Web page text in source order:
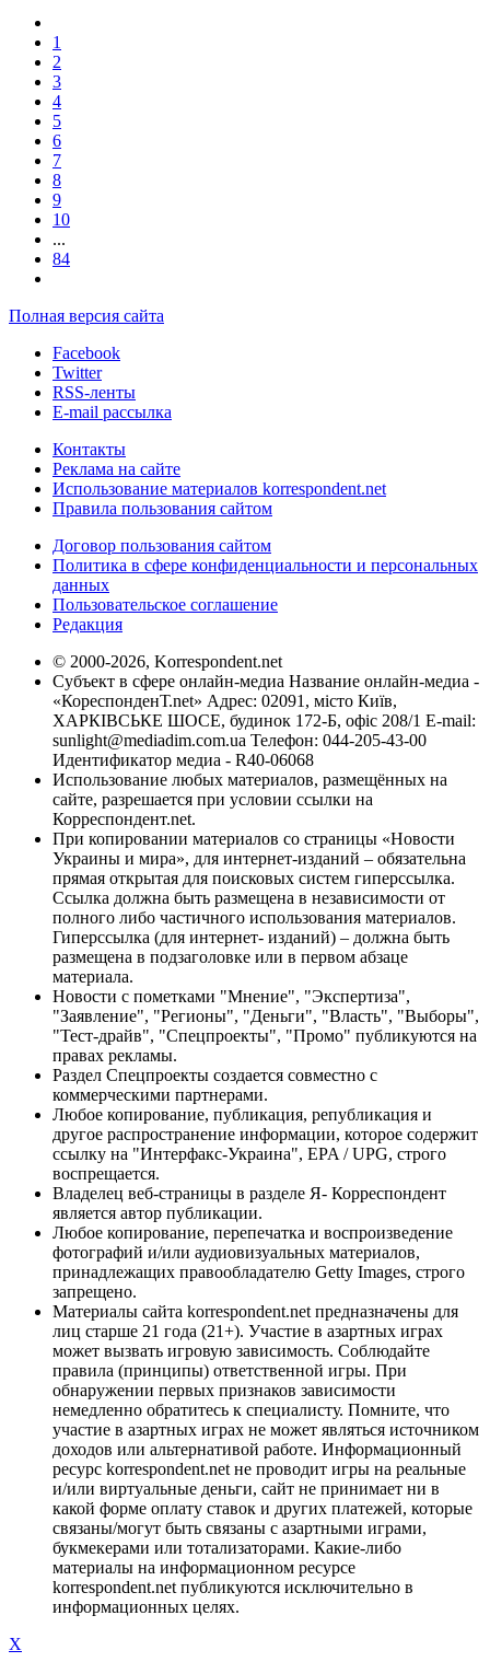
1
2
3
4
5
6
7
8
9
10
...
84
Полная версия сайта
Facebook
Twitter
RSS-ленты
E-mail рассылка
Контакты
Реклама на сайте
Использование материалов korrespondent.net
Правила пользования сайтом
Договор пользования сайтом
Политика в сфере конфиденциальности и персональных
данных
Пользовательское соглашение
Редакция
© 2000-2026, Korrespondent.net
Субъект в сфере онлайн-медиа Название онлайн-медиа -
«КореспонденТ.net» Адрес: 02091, місто Київ,
ХАРКІВСЬКЕ ШОСЕ, будинок 172-Б, офіс 208/1 E-mail:
sunlight@mediadim.com.ua Телефон: 044-205-43-00
Идентификатор медиа - R40-06068
Использование любых материалов, размещённых на
сайте, разрешается при условии ссылки на
Корреспондент.net.
При копировании материалов со страницы «Новости
Украины и мира», для интернет-изданий – обязательна
прямая открытая для поисковых систем гиперссылка.
Ссылка должна быть размещена в независимости от
полного либо частичного использования материалов.
Гиперссылка (для интернет- изданий) – должна быть
размещена в подзаголовке или в первом абзаце
материала.
Новости с пометками "Мнение", "Экспертиза",
"Заявление", "Регионы", "Деньги", "Власть", "Выборы",
"Тест-драйв", "Спецпроекты", "Промо" публикуются на
правах рекламы.
Раздел Спецпроекты создается совместно с
коммерческими партнерами.
Любое копирование, публикация, републикация и
другое распространение информации, которое содержит
ссылку на "Интерфакс-Украина", EPA / UPG, строго
воспрещается.
Владелец веб-страницы в разделе Я- Корреспондент
является автор публикации.
Любое копирование, перепечатка и воспроизведение
фотографий и/или аудиовизуальных материалов,
принадлежащих правообладателю Getty Images, строго
запрещено.
Материалы сайта korrespondent.net предназначены для
лиц старше 21 года (21+). Участие в азартных играх
может вызвать игровую зависимость. Соблюдайте
правила (принципы) ответственной игры. При
обнаружении первых признаков зависимости
немедленно обратитесь к специалисту. Помните, что
участие в азартных играх не может являться источником
доходов или альтернативой работе. Информационный
ресурс korrespondent.net не проводит игры на реальные
и/или виртуальные деньги, сайт не принимает ни в
какой форме оплату ставок и других платежей, которые
связаны/могут быть связаны с азартными играми,
букмекерами или тотализаторами. Какие-либо
материалы на информационном ресурсе
korrespondent.net публикуются исключительно в
информационных целях.
X